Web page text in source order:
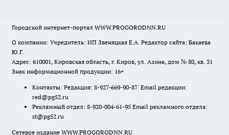
Городской интернет-портал WWW.PROGORODNN.RU
О компании: Учредитель: ИП Звеняцкая Е.А. Редактор сайта: Бакаева
Ю.Г.
Адрес: 610001, Кировская область, г. Киров, ул. Азина, дом № 80, кв. 31
Знак информационной продукции: 16+
Контакты: Редакция: 8-927-669-90-87 Email редакции:
red@pg52.ru
Рекламный отдел: 8-920-004-61-95 Email рекламного отдела:
st@pg52.ru
Сетевое издание WWW.PROGORODNN.RU